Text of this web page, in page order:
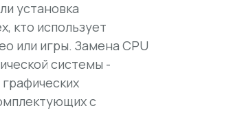
установка
кто использует
или игры. Замена CPU
системы -
с